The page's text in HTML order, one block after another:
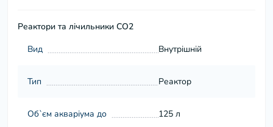
Реактори та лічильники СО2
Вид
Внутрішній
Тип Реактор
Об`єм акваріума до 125 л